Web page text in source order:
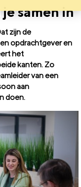
samen in
zijn de
opdrachtgever en
het
kanten. Zo
van een
aan
doen.